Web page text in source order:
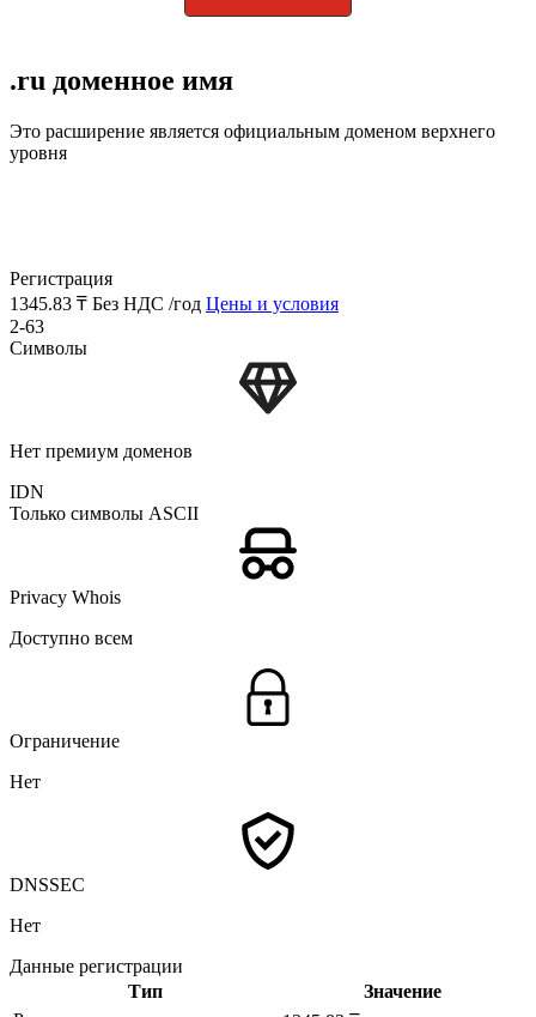
.ru доменное имя
Это расширение является официальным доменом верхнего
уровня
Регистрация
1345.83 ₸ Без НДС /год Цены и условия
2-63
Символы
Нет премиум доменов
IDN
Только символы ASCII
Privacy Whois
Доступно всем
Ограничение
Нет
DNSSEC
Нет
Данные регистрации
Тип
Значение